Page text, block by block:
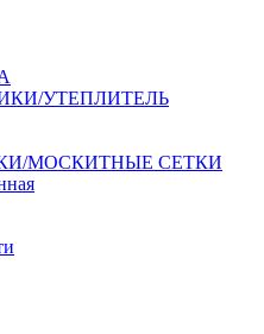
УТЕПЛИТЕЛЬ
МОСКИТНЫЕ СЕТКИ